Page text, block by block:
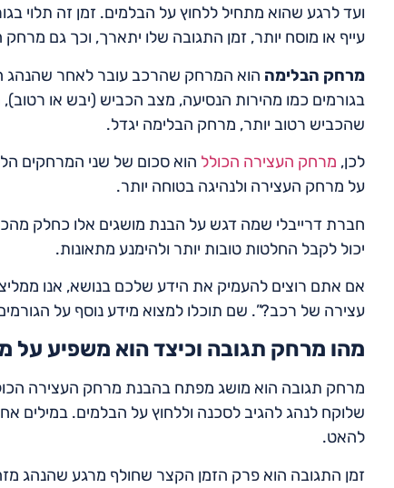
ועד לרגע שהוא מתחיל ללחוץ על הבלמים. זמן זה תלוי
עייף או מוסח יותר, זמן התגובה שלו יתארך, וכך גם
מרחק הבלימה הוא המרחק שהרכב עובר לאחר שהנהג
בגורמים כמו מהירות הנסיעה, מצב הכביש (יבש או
שהכביש רטוב יותר, מרחק הבלימה יגדל.
לכן, מרחק העצירה הכולל הוא סכום של שני המרחקים
על מרחק העצירה ולנהיגה בטוחה יותר.
חברת דרייבלי שמה דגש על הבנת מושגים אלו כחלק
יכול לקבל החלטות טובות יותר ולהימנע מתאונות.
אם אתם רוצים להעמיק את הידע שלכם בנושא, אנו
עצירה של רכב?”. שם תוכלו למצוא מידע נוסף על
מהו מרחק תגובה וכיצד הוא משפיע על
מרחק תגובה הוא מושג מפתח בהבנת מרחק העצירה
שלוקח לנהג להגיב לסכנה וללחוץ על הבלמים. במילים
להאט.
זמן התגובה הוא פרק הזמן הקצר שחולף מרגע שהנהג